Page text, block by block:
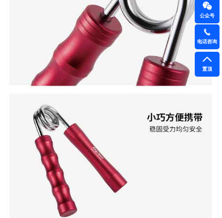
公众号
电话咨询
置顶